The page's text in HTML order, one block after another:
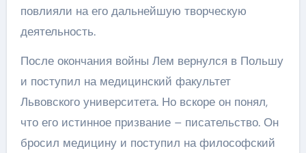
повлияли на его дальнейшую творческую
деятельность.
После окончания войны Лем вернулся в Польшу
и поступил на медицинский факультет
Львовского университета. Но вскоре он понял,
что его истинное призвание – писательство. Он
бросил медицину и поступил на философский